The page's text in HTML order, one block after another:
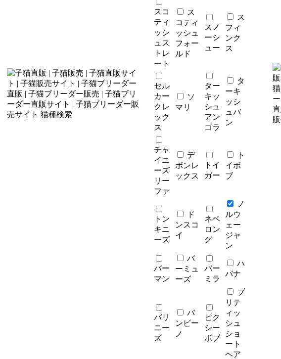
スコ
ティ
ッシ
ュス
トレ
ート
ス
コティ
ッシュ
フォー
ルド
スノ
ーシ
ュー
ス
フィ
ンク
ス
セル
カー
クレ
ック
ス
ソ
マリ
ター
キッ
シュ
アン
ゴラ
タ
ーキ
ッシ
ュバ
ン
チャ
イニ
ーズ
リー
ファ
デ
ボンレ
ックス
トイ
ガー
ト
イボ
ブ
トン
キニ
ーズ
ド
ンスコ
イ
ネベ
ロン
グ
ノ
ルウ
ェー
ジャ
ン
バー
マン
バ
ーミュ
ーズ
バー
ミラ
ハ
バナ
バリ
ニー
ズ
バ
ンビー
ノ
ピク
シー
ボブ
ブ
リテ
ィッ
シュ
ショ
ート
ヘア